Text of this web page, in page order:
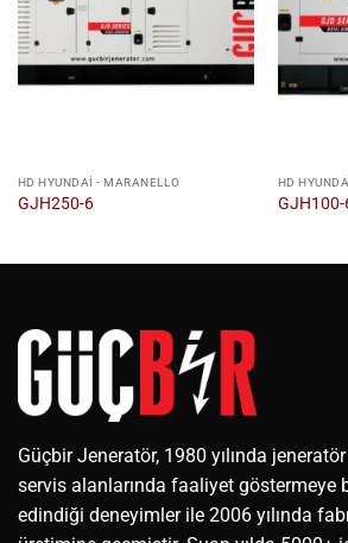
HD HYUNDAI - MARANELLO
GJH250-6
HD
GJH100-
Güçbir Jeneratör, 1980 yılında
servis alanlarında faaliyet göstermeye
edindiği deneyimler ile 2006 yılında